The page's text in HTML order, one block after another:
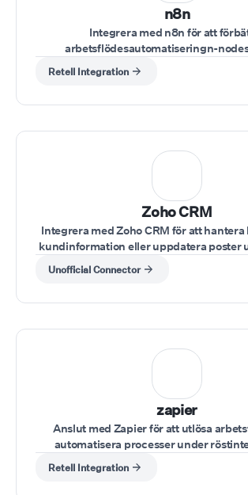
n8n
Integrera med n8n för att
arbetsflödesautomatiseringn-
Retell Integration
⁠Zoho CRM
Integrera med Zoho CRM för att hantera
kundinformation eller uppdatera poster
Unofficial Connector
zapier
Anslut med Zapier för att utlösa
automatisera processer under
Retell Integration